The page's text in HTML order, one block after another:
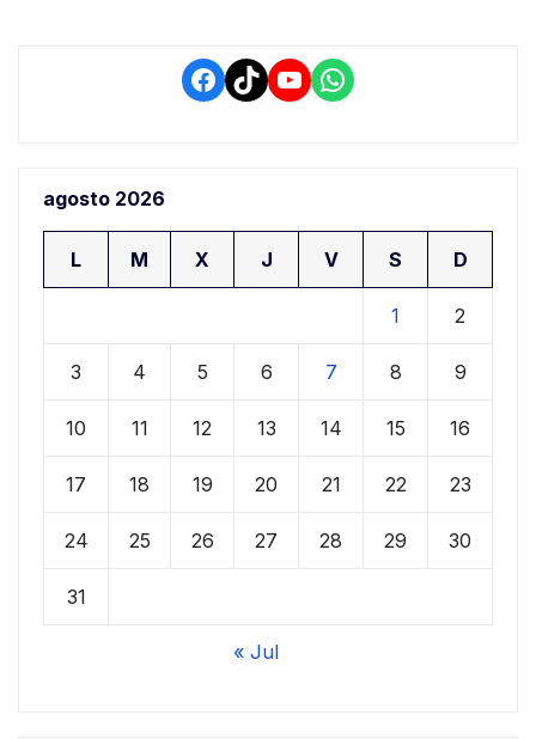
Facebook
TikTokYouTube
WhatsApp
agosto 2026
L M X J V S D
1 2
3 4 5 6 7 8 9
10 11 12 13 14 15 16
17 18 19 20 21 22 23
24 25 26 27 28 29 30
31
« Jul